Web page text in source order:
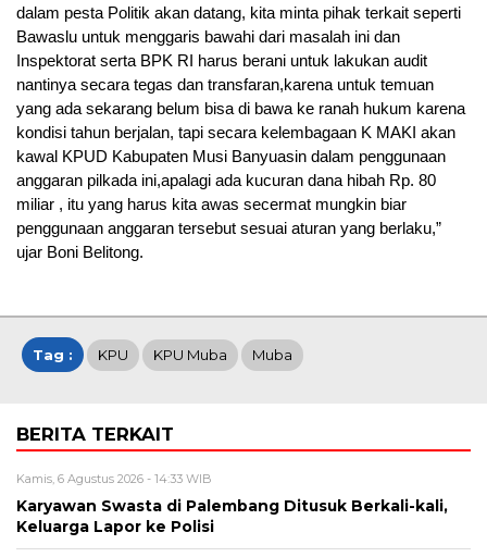
dalam pesta Politik akan datang, kita minta pihak terkait seperti
Bawaslu untuk menggaris bawahi dari masalah ini dan
Inspektorat serta BPK RI harus berani untuk lakukan audit
nantinya secara tegas dan transfaran,karena untuk temuan
yang ada sekarang belum bisa di bawa ke ranah hukum karena
kondisi tahun berjalan, tapi secara kelembagaan K MAKI akan
kawal KPUD Kabupaten Musi Banyuasin dalam penggunaan
anggaran pilkada ini,apalagi ada kucuran dana hibah Rp. 80
miliar , itu yang harus kita awas secermat mungkin biar
penggunaan anggaran tersebut sesuai aturan yang berlaku,”
ujar Boni Belitong.
Tag : KPU KPU Muba Muba
BERITA TERKAIT
Kamis, 6 Agustus 2026 - 14:33 WIB
Karyawan Swasta di Palembang Ditusuk Berkali-kali,
Keluarga Lapor ke Polisi